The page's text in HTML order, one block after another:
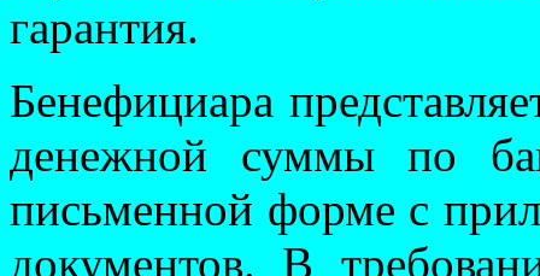
гарантия.
Бенефициара
денежной суммы по
письменной форме с
документов. В